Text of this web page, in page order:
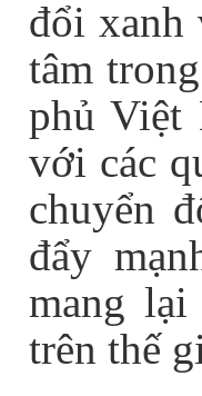
đổi xanh
tâm
phủ Việt
với các
chuyển
đẩy
mang
trên thế